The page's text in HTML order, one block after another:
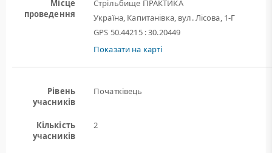
Місце
проведення
Стрільбище ПРАКТИКА
Україна, Капитанівка, вул. Лісова, 1-Г
GPS 50.44215 : 30.20449
Показати на карті
Рівень
учасників
Початківець
Кількість
учасників
2